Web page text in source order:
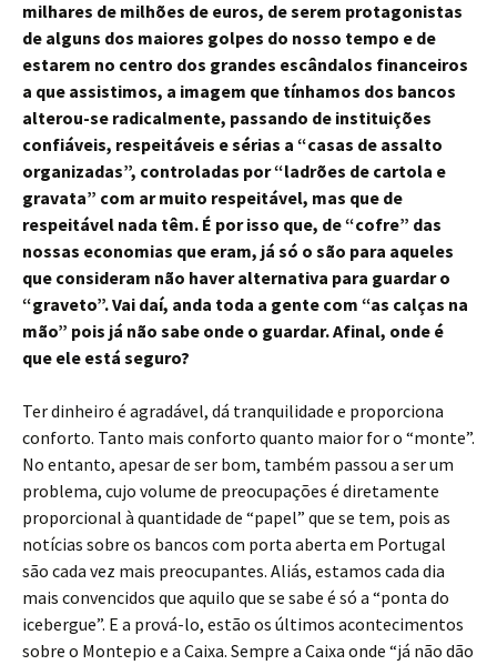
milhares de milhões de euros, de serem protagonistas
de alguns dos maiores golpes do nosso tempo e de
estarem no centro dos grandes escândalos financeiros
a que assistimos, a imagem que tínhamos dos bancos
alterou-se radicalmente, passando de instituições
confiáveis, respeitáveis e sérias a “casas de assalto
organizadas”, controladas por “ladrões de cartola e
gravata” com ar muito respeitável, mas que de
respeitável nada têm. É por isso que, de “cofre” das
nossas economias que eram, já só o são para aqueles
que consideram não haver alternativa para guardar o
“graveto”. Vai daí, anda toda a gente com “as calças na
mão” pois já não sabe onde o guardar. Afinal, onde é
que ele está seguro?
Ter dinheiro é agradável, dá tranquilidade e proporciona
conforto. Tanto mais conforto quanto maior for o “monte”.
No entanto, apesar de ser bom, também passou a ser um
problema, cujo volume de preocupações é diretamente
proporcional à quantidade de “papel” que se tem, pois as
notícias sobre os bancos com porta aberta em Portugal
são cada vez mais preocupantes. Aliás, estamos cada dia
mais convencidos que aquilo que se sabe é só a “ponta do
icebergue”. E a prová-lo, estão os últimos acontecimentos
sobre o Montepio e a Caixa. Sempre a Caixa onde “já não dão